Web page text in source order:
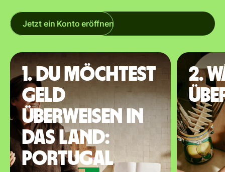
Jetzt ein Konto eröffnen
1. Du möchtest
Geld
überweisen in
das Land:
Portugal
2.